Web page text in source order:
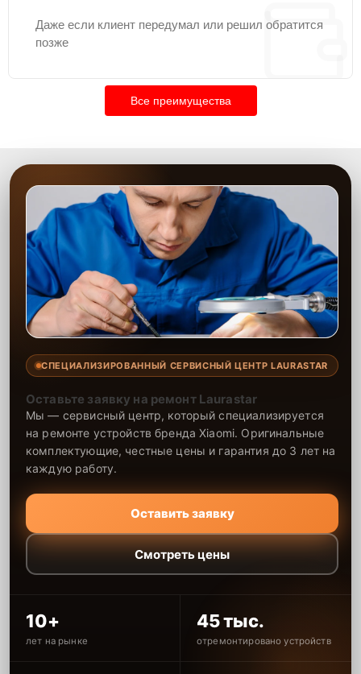
Даже если клиент передумал или решил обратится
позже
Все преимущества
СПЕЦИАЛИЗИРОВАННЫЙ СЕРВИСНЫЙ ЦЕНТР LAURASTAR
Оставьте заявку на ремонт Laurastar
Мы — сервисный центр, который специализируется
на ремонте устройств бренда Xiaomi. Оригинальные
комплектующие, честные цены и гарантия до 3 лет на
каждую работу.
Оставить заявку
Смотреть цены
10+
лет на рынке
45 тыс.
отремонтировано устройств